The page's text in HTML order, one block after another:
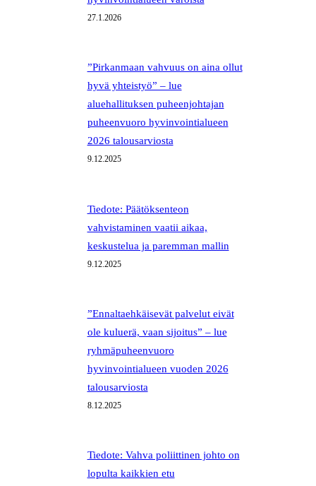
27.1.2026
”Pirkanmaan vahvuus on aina ollut
hyvä yhteistyö” – lue
aluehallituksen puheenjohtajan
puheenvuoro hyvinvointialueen
2026 talousarviosta
9.12.2025
Tiedote: Päätöksenteon
vahvistaminen vaatii aikaa,
keskustelua ja paremman mallin
9.12.2025
”Ennaltaehkäisevät palvelut eivät
ole kuluerä, vaan sijoitus” – lue
ryhmäpuheenvuoro
hyvinvointialueen vuoden 2026
talousarviosta
8.12.2025
Tiedote: Vahva poliittinen johto on
lopulta kaikkien etu